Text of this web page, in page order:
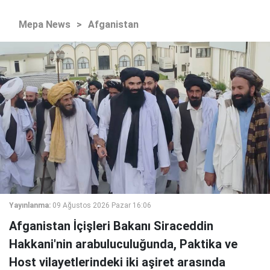
Mepa News > Afganistan
Yayınlanma: 09 Ağustos 2026 Pazar 16:06
Afganistan İçişleri Bakanı Siraceddin
Hakkani'nin arabuluculuğunda, Paktika ve
Host vilayetlerindeki iki aşiret arasında